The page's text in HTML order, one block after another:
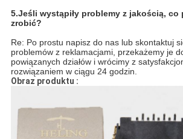
5.Jeśli wystąpiły problemy z jakością, co
zrobić?
Re: Po prostu napisz do nas lub skontaktuj
problemów z reklamacjami, przekażemy je
powiązanych działów i wrócimy z
rozwiązaniem w ciągu 24 godzin.
Obraz produktu :